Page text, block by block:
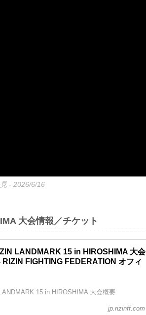
- 2026/6/16
大会情報／チケット
LANDMARK 15 in HIROSHIMA 大会
FIGHTING FEDERATION オフィ
15 in HIROSHIMA 大会概要
12:00開場（予定）／14:00開始（予定）jp.rizinff.com